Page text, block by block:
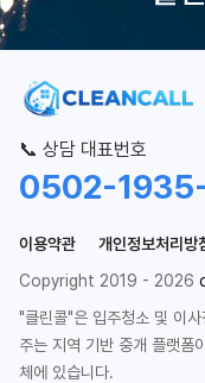
📞 상담 대표번호
0502-
이용약관
개인정보처리방
Copyright 2019 - 2026
"클린콜"은 입주청소 및 이
주는 지역 기반 중개 플랫폼
체에 있습니다.